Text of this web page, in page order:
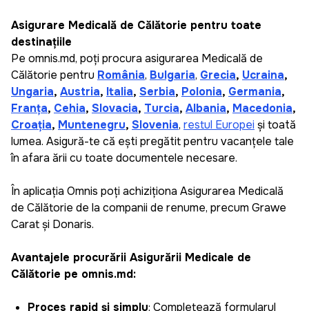
Asigurare Medicală de Călătorie pentru toate
destinațiile
Pe omnis.md, poți procura asigurarea Medicală de
Călătorie pentru România, Bulgaria, Grecia, Ucraina,
Ungaria, Austria, Italia, Serbia, Polonia, Germania,
Franța, Cehia, Slovacia, Turcia, Albania, Macedonia,
Croația, Muntenegru, Slovenia, restul Europei și toată
lumea. Asigură-te că ești pregătit pentru vacanțele tale
în afara țării cu toate documentele necesare.
În aplicația Omnis poți achiziționa Asigurarea Medicală
de Călătorie de la companii de renume, precum Grawe
Carat și Donaris.
Avantajele procurării Asigurării Medicale de
Călătorie pe omnis.md:
Proces rapid și simplu: Completează formularul